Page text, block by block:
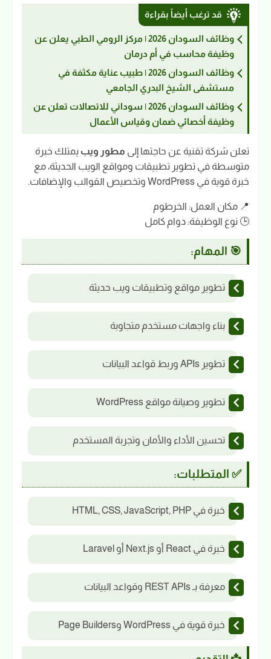
قد ترغب أيضاً بقراءة
وظائف السودان 2026 | مركز الرومي الطبي يعلن عن
وظيفة محاسب في أم درمان
وظائف السودان 2026 | طبيب عناية مكثفة في
مستشفى الشيخ البدري الجامعي
وظائف السودان 2026 | سوداني للاتصالات تعلن عن
وظيفة أخصائي ضمان وقياس الأعمال
تعلن شركة تقنية عن حاجتها إلى مطور ويب يمتلك خبرة
متوسطة في تطوير تطبيقات ومواقع الويب الحديثة، مع
خبرة قوية في WordPress وتخصيص القوالب والإضافات.
📍 مكان العمل: الخرطوم
🕒 نوع الوظيفة: دوام كامل
🎯 المهام:
تطوير مواقع وتطبيقات ويب حديثة
بناء واجهات مستخدم متجاوبة
تطوير APIs وربط قواعد البيانات
تطوير وصيانة مواقع WordPress
تحسين الأداء والأمان وتجربة المستخدم
✅ المتطلبات:
خبرة في HTML, CSS, JavaScript, PHP
خبرة في React أو Next.js أو Laravel
معرفة بـ REST APIs وقواعد البيانات
خبرة قوية في WordPress وPage Builders